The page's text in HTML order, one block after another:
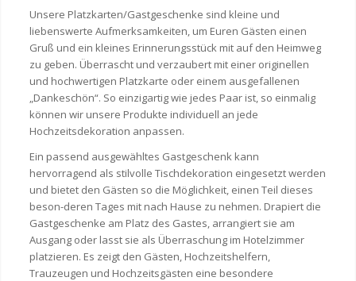
Unsere Platzkarten/Gastgeschenke sind kleine und
liebenswerte Aufmerksamkeiten, um Euren Gästen einen
Gruß und ein kleines Erinnerungsstück mit auf den Heimweg
zu geben. Überrascht und verzaubert mit einer originellen
und hochwertigen Platzkarte oder einem ausgefallenen
„Dankeschön“. So einzigartig wie jedes Paar ist, so einmalig
können wir unsere Produkte individuell an jede
Hochzeitsdekoration anpassen.
Ein passend ausgewähltes Gastgeschenk kann
hervorragend als stilvolle Tischdekoration eingesetzt werden
und bietet den Gästen so die Möglichkeit, einen Teil dieses
beson-deren Tages mit nach Hause zu nehmen. Drapiert die
Gastgeschenke am Platz des Gastes, arrangiert sie am
Ausgang oder lasst sie als Überraschung im Hotelzimmer
platzieren. Es zeigt den Gästen, Hochzeitshelfern,
Trauzeugen und Hochzeitsgästen eine besondere